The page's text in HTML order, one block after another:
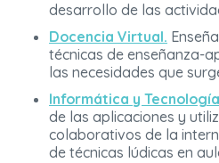
desarrollo de las
Docencia Virtual.
técnicas de enseñanza-
las necesidades que
Informática y
de las aplicaciones y
colaborativos de la
de técnicas lúdicas en